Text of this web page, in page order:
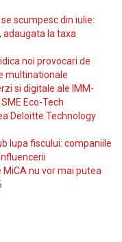
scumpesc din iulie:
adaugata la taxa
noi provocari de
multinationale
si digitale ale IMM-
Eco-Tech
Deloitte Technology
lupa fiscului: companiile
nu vor mai putea